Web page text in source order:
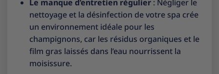
Le manque d’entretien régulier: Négliger le
nettoyage et la désinfection de votre spa crée
un environnement idéale pour les
champignons, car les résidus organiques et le
film gras laissés dans l’eau nourrissent la
moisissure.